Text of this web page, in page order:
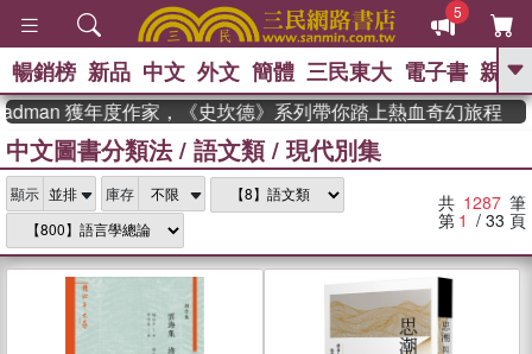
5
GO
熱搜： 東野圭吾 、 高希均教授回憶錄
、 The Odyssey 、 父親節 、 如果歷
史是一群喵
、
國際布克
獎 臺灣漫遊錄 、
台灣的李
偉大的迷走神經
暢銷榜 新品 中文 外文 簡體 三民東大 電子書 親子
年度作家，《史坎德》系列帶你踏上熱血奇幻旅程
中文圖書分類法/ 語文類/ 現代別集
顯示 庫存 共 1287 筆
第 1 / 33 頁